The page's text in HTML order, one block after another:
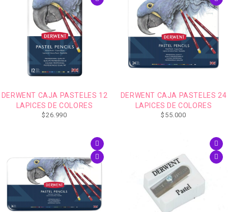
DERWENT CAJA PASTELES 12
LAPICES DE COLORES
$26.990
DERWENT CAJA PASTELES 24
LAPICES DE COLORES
$ 55.000